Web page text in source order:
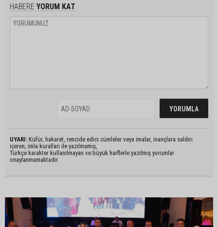
HABERE YORUM KAT
UYARI: Küfür, hakaret, rencide edici cümleler veya imalar, inançlara saldırı
içeren, imla kuralları ile yazılmamış,
Türkçe karakter kullanılmayan ve büyük harflerle yazılmış yorumlar
onaylanmamaktadır.